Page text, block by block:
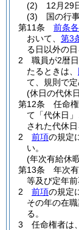
(2)
12月29
(3)
国の行
第11条
前条
おいて、 第3
る日以外の日
2
職員が2暦
たるときは、
て、規則で
(休日の代休
第12条
任命
て「代休日
された代休
2
前項の規定
い。
(年次有給休
第13条
年次
等及び定年
2
前項の規定
その年の在
る。
3
任命権者は